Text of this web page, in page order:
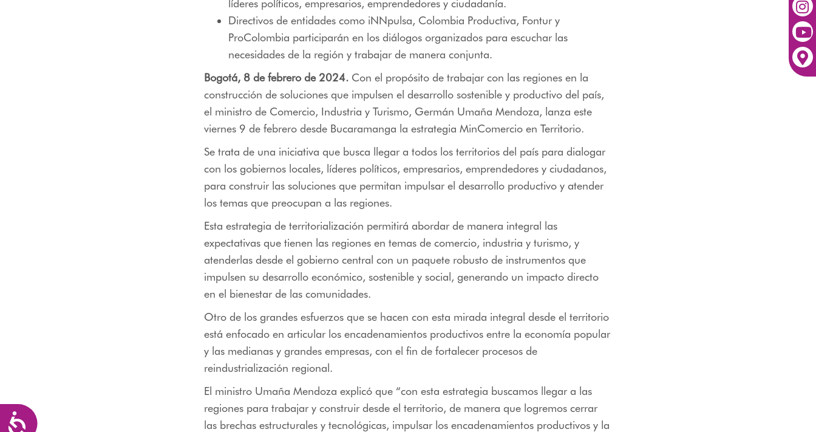
Accesibilidad
líderes políticos, empresarios, emprendedores y ciudadanía.
Directivos de entidades como iNNpulsa, Colombia Productiva, Fontur y
ProColombia participarán en los diálogos organizados para escuchar las
necesidades de la región y trabajar de manera conjunta.
Bogotá, 8 de febrero de 2024. Con el propósito de trabajar con las regiones en la
construcción de soluciones que impulsen el desarrollo sostenible y productivo del país,
el ministro de Comercio, Industria y Turismo, Germán Umaña Mendoza, lanza este
viernes 9 de febrero desde Bucaramanga la estrategia MinComercio en Territorio.
Se trata de una iniciativa que busca llegar a todos los territorios del país para dialogar
con los gobiernos locales, líderes políticos, empresarios, emprendedores y ciudadanos,
para construir las soluciones que permitan impulsar el desarrollo productivo y atender
los temas que preocupan a las regiones.
Esta estrategia de territorialización permitirá abordar de manera integral las
expectativas que tienen las regiones en temas de comercio, industria y turismo, y
atenderlas desde el gobierno central con un paquete robusto de instrumentos que
impulsen su desarrollo económico, sostenible y social, generando un impacto directo
en el bienestar de las comunidades.
Otro de los grandes esfuerzos que se hacen con esta mirada integral desde el territorio
está enfocado en articular los encadenamientos productivos entre la economía popular
y las medianas y grandes empresas, con el fin de fortalecer procesos de
reindustrialización regional.
El ministro Umaña Mendoza explicó que “con esta estrategia buscamos llegar a las
regiones para trabajar y construir desde el territorio, de manera que logremos cerrar
las brechas estructurales y tecnológicas, impulsar los encadenamientos productivos y la